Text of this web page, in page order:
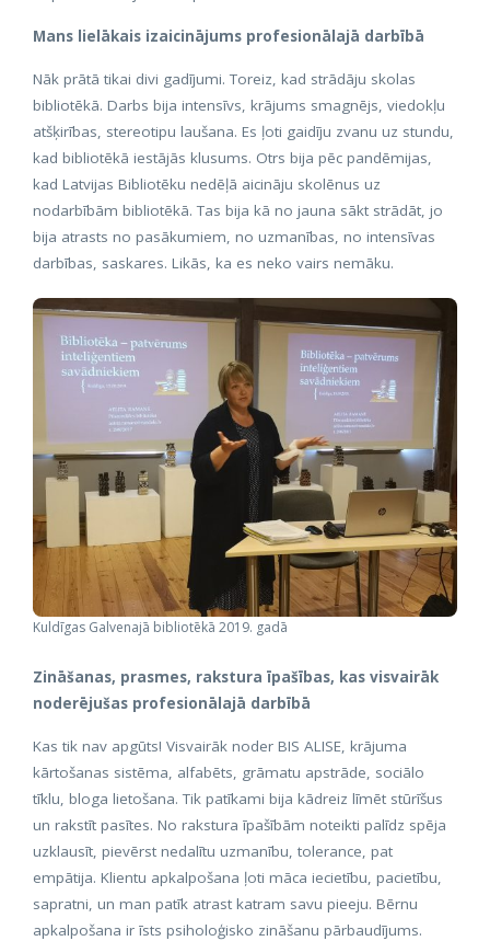
Mans lielākais izaicinājums profesionālajā darbībā
Nāk prātā tikai divi gadījumi. Toreiz, kad strādāju skolas
bibliotēkā. Darbs bija intensīvs, krājums smagnējs, viedokļu
atšķirības, stereotipu laušana. Es ļoti gaidīju zvanu uz stundu,
kad bibliotēkā iestājās klusums. Otrs bija pēc pandēmijas,
kad Latvijas Bibliotēku nedēļā aicināju skolēnus uz
nodarbībām bibliotēkā. Tas bija kā no jauna sākt strādāt, jo
bija atrasts no pasākumiem, no uzmanības, no intensīvas
darbības, saskares. Likās, ka es neko vairs nemāku.
Kuldīgas Galvenajā bibliotēkā 2019. gadā
Zināšanas, prasmes, rakstura īpašības, kas visvairāk
noderējušas profesionālajā darbībā
Kas tik nav apgūts! Visvairāk noder BIS ALISE, krājuma
kārtošanas sistēma, alfabēts, grāmatu apstrāde, sociālo
tīklu, bloga lietošana. Tik patīkami bija kādreiz līmēt stūrīšus
un rakstīt pasītes. No rakstura īpašībām noteikti palīdz spēja
uzklausīt, pievērst nedalītu uzmanību, tolerance, pat
empātija. Klientu apkalpošana ļoti māca iecietību, pacietību,
sapratni, un man patīk atrast katram savu pieeju. Bērnu
apkalpošana ir īsts psiholoģisko zināšanu pārbaudījums.